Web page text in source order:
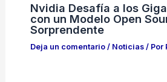
Nvidia Desafía a los
con un Modelo Open
Sorprendente
Deja un comentario / Noticias/ Por